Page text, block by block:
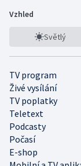
Vzhled
Světlý
TV program
Živé vysílání
TV poplatky
Teletext
Podcasty
Počasí
E-shop